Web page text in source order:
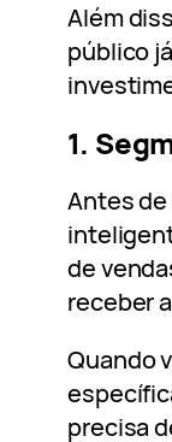
Além
público
1.
Antes
de
receber
Quando
precisa